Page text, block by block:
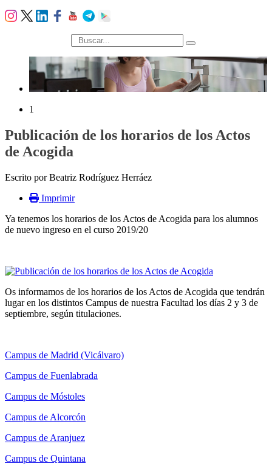
búsqueda
1
Publicación de los horarios de los Actos
de Acogida
Escrito por Beatriz Rodríguez Herráez
Imprimir
Ya tenemos los horarios de los Actos de Acogida para los alumnos
de nuevo ingreso en el curso 2019/20
Os informamos de los horarios de los Actos de Acogida que tendrán
lugar en los distintos Campus de nuestra Facultad los días 2 y 3 de
septiembre, según titulaciones.
Campus de Madrid (Vicálvaro)
Campus de Fuenlabrada
Campus de Móstoles
Campus de Alcorcón
Campus de Aranjuez
Campus de Quintana